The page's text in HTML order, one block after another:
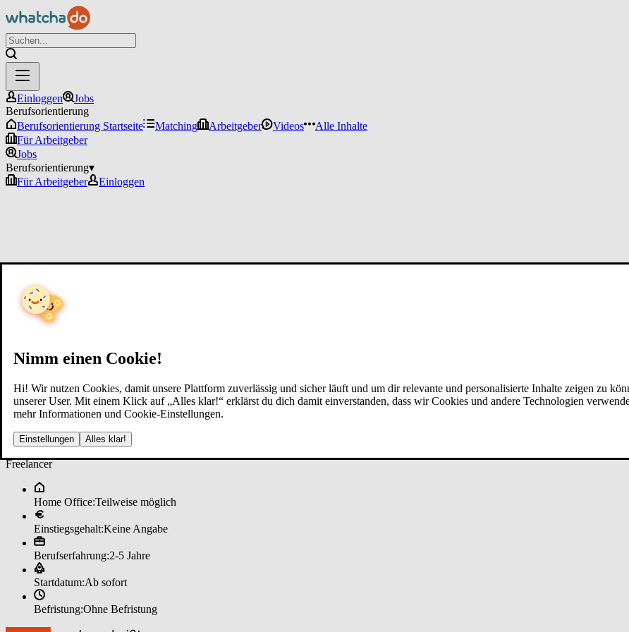
Nimm einen Cookie!
Hi! Wir nutzen Cookies, damit unsere Plattform zuverlässig und sicher läuft und um dir relevante und personalisierte Inhalte zeigen zu
unserer User. Mit einem Klick auf „Alles klar!“ erklärst du dich damit einverstanden, dass wir Cookies und andere Technologien
mehr Informationen und Cookie-Einstellungen.
Einstellungen Alles klar!
Einloggen
Jobs
Berufsorientierung
Berufsorientierung Startseite
Matching Arbeitgeber Videos
Alle Inhalte
Für Arbeitgeber
Jobs
Berufsorientierung▾
Für Arbeitgeber
Einloggen
Im­mo­bi­li­en­mak­ler (m/w/d) im ­Team­ver­bun­d bei un­de­fi­ned
Freelancer
Home Office:Teilweise möglich
Einstiegsgehalt:Keine Angabe
Berufserfahrung:2-5 Jahre
Startdatum:Ab sofort
Befristung:Ohne Befristung